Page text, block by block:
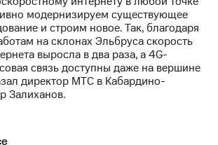
модернизируем существующее
и строим новое. Так, благодаря
на склонах Эльбруса скорость
выросла в два раза, а 4G-
связь доступны даже на вершине
директор МТС в Кабардино-
Залиханов.